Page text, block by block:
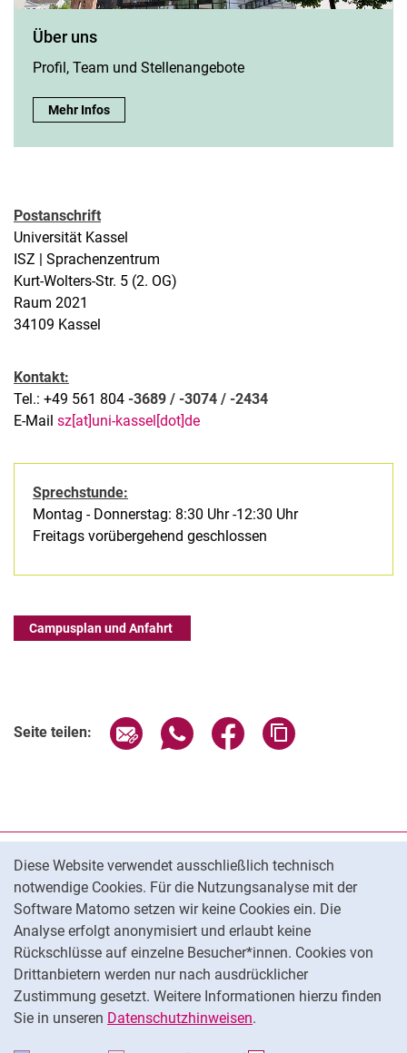
Diese Website verwendet ausschließlich technisch
notwendige Cookies. Für die Nutzungsanalyse mit der
Software Matomo setzen wir keine Cookies ein. Die
Analyse erfolgt anonymisiert und erlaubt keine
Rückschlüsse auf einzelne Besucher*innen. Cookies von
Drittanbietern werden nur nach ausdrücklicher
Zustimmung gesetzt. Weitere Informationen hierzu finden
Sie in unseren Datenschutzhinweisen.
Über uns
Profil, Team und Stellenangebote
Über uns:
Mehr Infos
Postanschrift
Universität Kassel
ISZ | Sprachenzentrum
Kurt-Wolters-Str. 5 (2. OG)
Raum 2021
34109 Kassel
Kontakt:
Tel.: +49 561 804 -3689 / -3074 / -2434
E-Mail sz[at]uni-kassel[dot]de
Sprechstunde:
Montag - Donnerstag: 8:30 Uhr -12:30 Uhr
Freitags vorübergehend geschlossen
Campusplan und Anfahrt
Seite teilen: Seite über E-Mail teilen
Seite über WhatsApp teilen
Seite über Facebook
Datenschutz
Barrierefreiheit
Transparenter KI-Einsatz
Impressum
Cookie-Einstellungen